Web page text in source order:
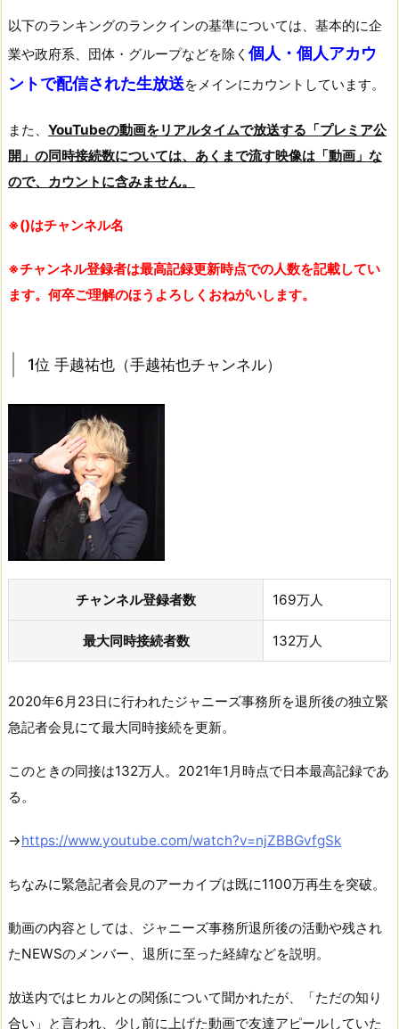
以下のランキングのランクインの基準については、基本的に企
業や政府系、団体・グループなどを除く 個人・個人アカウ
ントで配信された生放送をメインにカウントしています。
また、 YouTubeの動画をリアルタイムで放送する「プレミア公
開」の同時接続数については、あくまで流す映像は「動画」な
ので、カウントに含みません。
※()はチャンネル名
※チャンネル登録者は最高記録更新時点での人数を記載してい
ます。何卒ご理解のほうよろしくおねがいします。
1位 手越祐也（手越祐也チャンネル）
チャンネル登録者数 169万人
最大同時接続者数 132万人
2020年6月23日に行われたジャニーズ事務所を退所後の独立緊
急記者会見にて最大同時接続を更新。
このときの同接は132万人。2021年1月時点で日本最高記録であ
る。
→https://www.youtube.com/watch?v=njZBBGvfgSk
ちなみに緊急記者会見のアーカイブは既に1100万再生を突破。
動画の内容としては、ジャニーズ事務所退所後の活動や残され
たNEWSのメンバー、退所に至った経緯などを説明。
放送内ではヒカルとの関係について聞かれたが、「ただの知り
合い」と言われ、少し前に上げた動画で友達アピールしていた